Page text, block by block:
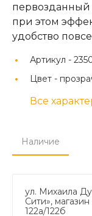
первозданный
при этом
удобство
Артикул -
Цвет -
Все
Наличие
ул. Михаила
Сити»,
122а/122б